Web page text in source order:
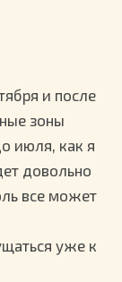
и после
зоны
июля, как я
довольно
все может
уже к